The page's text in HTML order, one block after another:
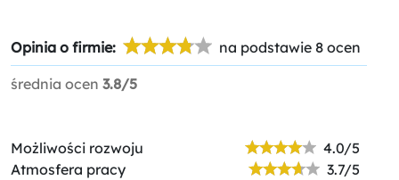
Opinia o firmie: na podstawie 8 ocen
średnia ocen 3.8/5
Możliwości rozwoju
4.0/5
Atmosfera pracy
3.7/5